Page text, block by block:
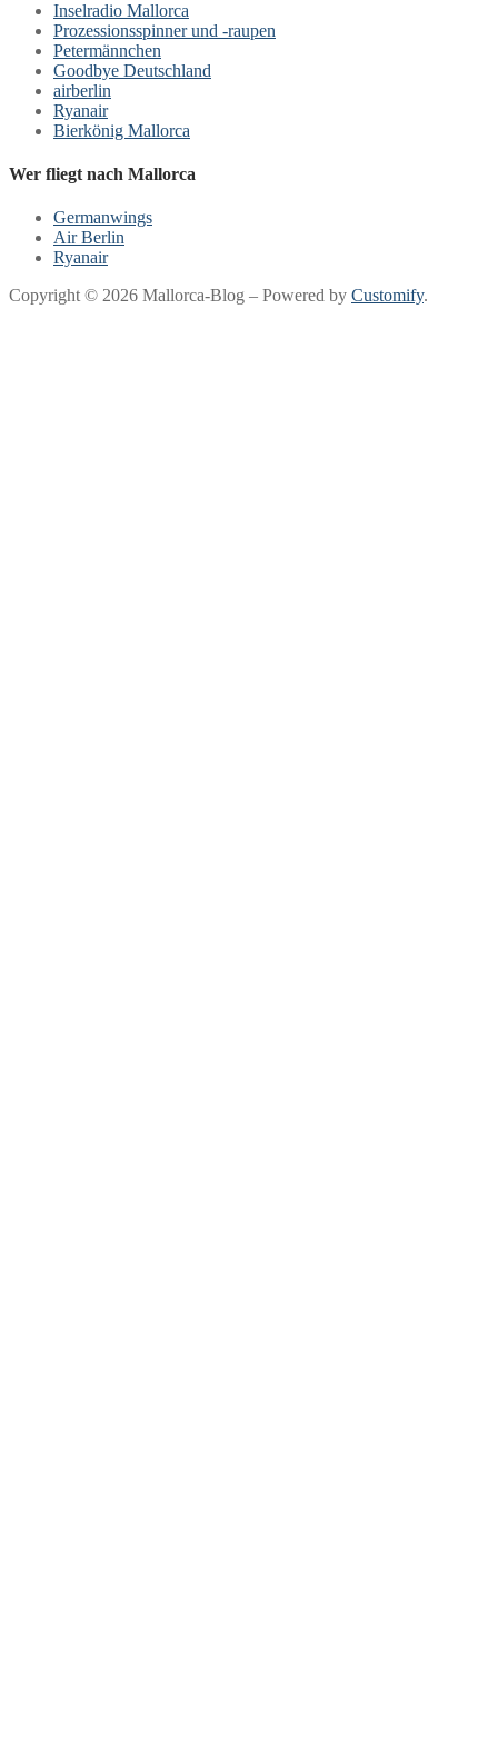
Inselradio Mallorca
Prozessionsspinner und -raupen
Petermännchen
Goodbye Deutschland
airberlin
Ryanair
Bierkönig Mallorca
Wer fliegt nach Mallorca
Germanwings
Air Berlin
Ryanair
Copyright © 2026 Mallorca-Blog – Powered by Customify.